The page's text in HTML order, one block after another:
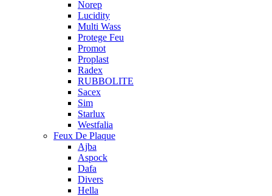
Norep
Lucidity
Multi Wass
Protege Feu
Promot
Proplast
Radex
RUBBOLITE
Sacex
Sim
Starlux
Westfalia
Feux De Plaque
Ajba
Aspock
Dafa
Divers
Hella